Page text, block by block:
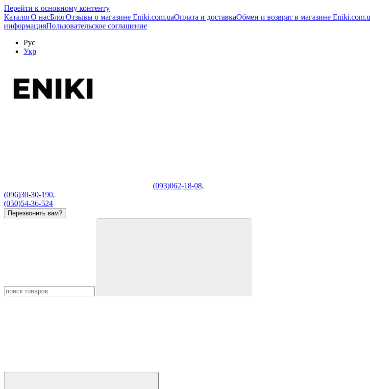
Перейти к основному контенту
КаталогО насБлогОтзывы о магазине Eniki.com.uaОплата и доставкаОбмен и возврат в магазине
информацияПользовательское соглашение
Рус
Укр
(093)062-18-08,
(096)30-30-190,
(050)54-36-524
Перезвонить вам?